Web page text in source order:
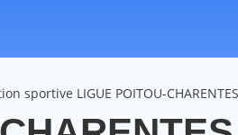
sportive LIGUE POITOU-